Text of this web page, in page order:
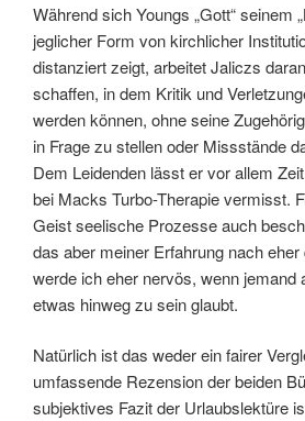
Während sich Youngs „Gott“ seinem
jeglicher Form von kirchlicher
distanziert zeigt, arbeitet Jaliczs
schaffen, in dem Kritik und
werden können, ohne seine
in Frage zu stellen oder Missstände
Dem Leidenden lässt er vor allem
bei Macks Turbo-Therapie vermisst.
Geist seelische Prozesse auch
das aber meiner Erfahrung nach
werde ich eher nervös, wenn jemand
etwas hinweg zu sein glaubt.
Natürlich ist das weder ein fairer
umfassende Rezension der beiden
subjektives Fazit der Urlaubslektüre